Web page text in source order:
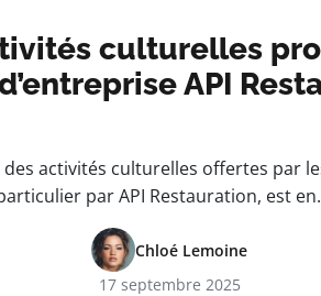
culturelles
API
des activités culturelles offertes par
par API Restauration, est
Chloé Lemoine
17 septembre 2025